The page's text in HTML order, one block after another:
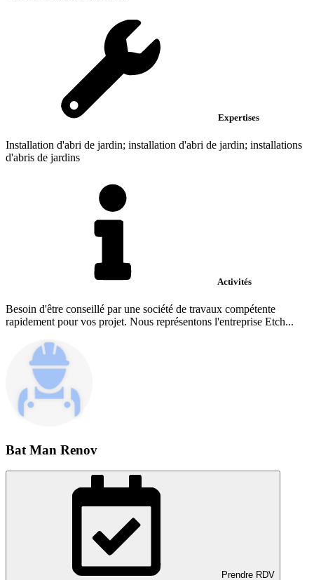
Expertises
Installation d'abri de jardin; installation d'abri de jardin; installations
d'abris de jardins
Activités
Besoin d'être conseillé par une société de travaux compétente
rapidement pour vos projet. Nous représentons l'entreprise Etch...
Bat Man Renov
Prendre RDV